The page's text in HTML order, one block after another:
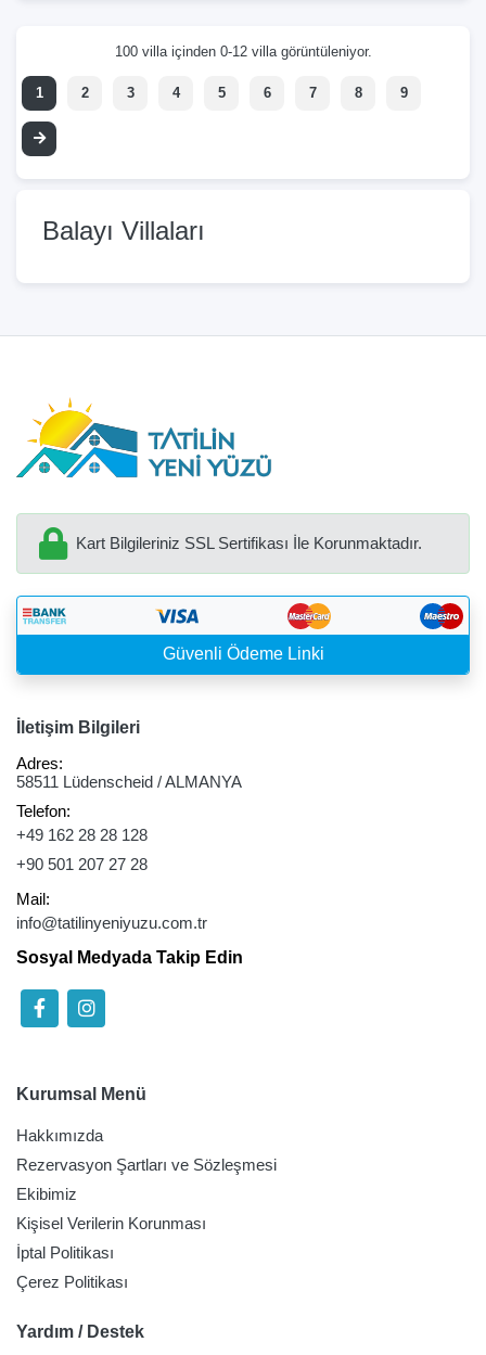
100 villa içinden 0-12 villa görüntüleniyor.
1 2 3 4 5 6 7 8 9
Balayı Villaları
Kart Bilgileriniz SSL Sertifikası İle Korunmaktadır.
Güvenli Ödeme Linki
İletişim Bilgileri
Adres:
58511 Lüdenscheid / ALMANYA
Telefon:
+49 162 28 28 128
+90 501 207 27 28
Mail:
info@tatilinyeniyuzu.com.tr
Sosyal Medyada Takip Edin
Kurumsal Menü
Hakkımızda
Rezervasyon Şartları ve Sözleşmesi
Ekibimiz
Kişisel Verilerin Korunması
İptal Politikası
Çerez Politikası
Yardım / Destek